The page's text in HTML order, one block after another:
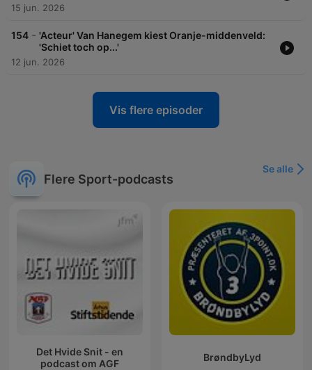
15 jun. 2026
154 - 'Acteur' Van Hanegem kiest Oranje-middenveld:
'Schiet toch op...'
12 jun. 2026
Vis flere episoder
Flere Sport-podcasts
Se alle
Det Hvide Snit - en
podcast om AGF
BrøndbyLyd